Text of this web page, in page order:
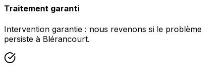
Traitement garanti
Intervention garantie : nous revenons si le problème
persiste à Blérancourt.